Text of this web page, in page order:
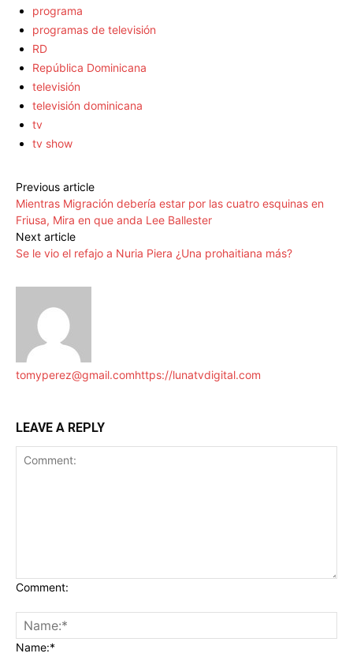
programa
programas de televisión
RD
República Dominicana
televisión
televisión dominicana
tv
tv show
Previous article
Mientras Migración debería estar por las cuatro esquinas en
Friusa, Mira en que anda Lee Ballester
Next article
Se le vio el refajo a Nuria Piera ¿Una prohaitiana más?
tomyperez@gmail.comhttps://lunatvdigital.com
LEAVE A REPLY
Comment:
Name:*